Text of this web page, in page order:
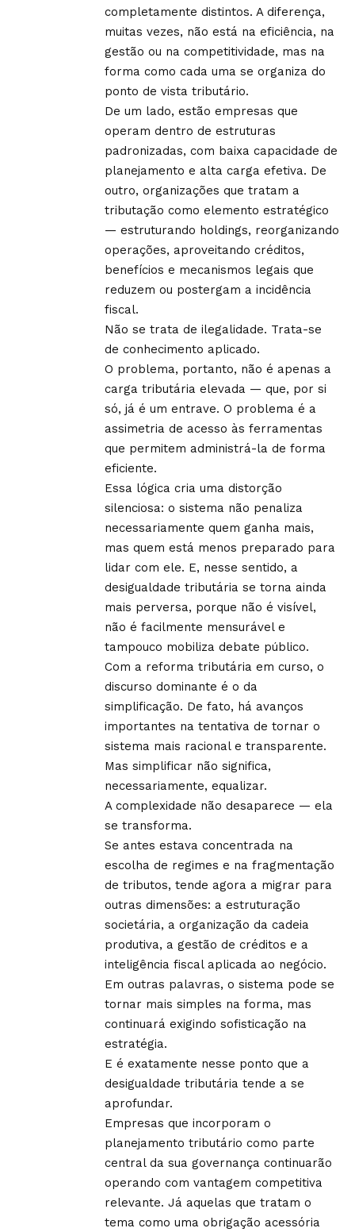
completamente distintos. A diferença,
muitas vezes, não está na eficiência, na
gestão ou na competitividade, mas na
forma como cada uma se organiza do
ponto de vista tributário.
De um lado, estão empresas que
operam dentro de estruturas
padronizadas, com baixa capacidade de
planejamento e alta carga efetiva. De
outro, organizações que tratam a
tributação como elemento estratégico
— estruturando holdings, reorganizando
operações, aproveitando créditos,
benefícios e mecanismos legais que
reduzem ou postergam a incidência
fiscal.
Não se trata de ilegalidade. Trata-se
de conhecimento aplicado.
O problema, portanto, não é apenas a
carga tributária elevada — que, por si
só, já é um entrave. O problema é a
assimetria de acesso às ferramentas
que permitem administrá-la de forma
eficiente.
Essa lógica cria uma distorção
silenciosa: o sistema não penaliza
necessariamente quem ganha mais,
mas quem está menos preparado para
lidar com ele. E, nesse sentido, a
desigualdade tributária se torna ainda
mais perversa, porque não é visível,
não é facilmente mensurável e
tampouco mobiliza debate público.
Com a reforma tributária em curso, o
discurso dominante é o da
simplificação. De fato, há avanços
importantes na tentativa de tornar o
sistema mais racional e transparente.
Mas simplificar não significa,
necessariamente, equalizar.
A complexidade não desaparece — ela
se transforma.
Se antes estava concentrada na
escolha de regimes e na fragmentação
de tributos, tende agora a migrar para
outras dimensões: a estruturação
societária, a organização da cadeia
produtiva, a gestão de créditos e a
inteligência fiscal aplicada ao negócio.
Em outras palavras, o sistema pode se
tornar mais simples na forma, mas
continuará exigindo sofisticação na
estratégia.
E é exatamente nesse ponto que a
desigualdade tributária tende a se
aprofundar.
Empresas que incorporam o
planejamento tributário como parte
central da sua governança continuarão
operando com vantagem competitiva
relevante. Já aquelas que tratam o
tema como uma obrigação acessória